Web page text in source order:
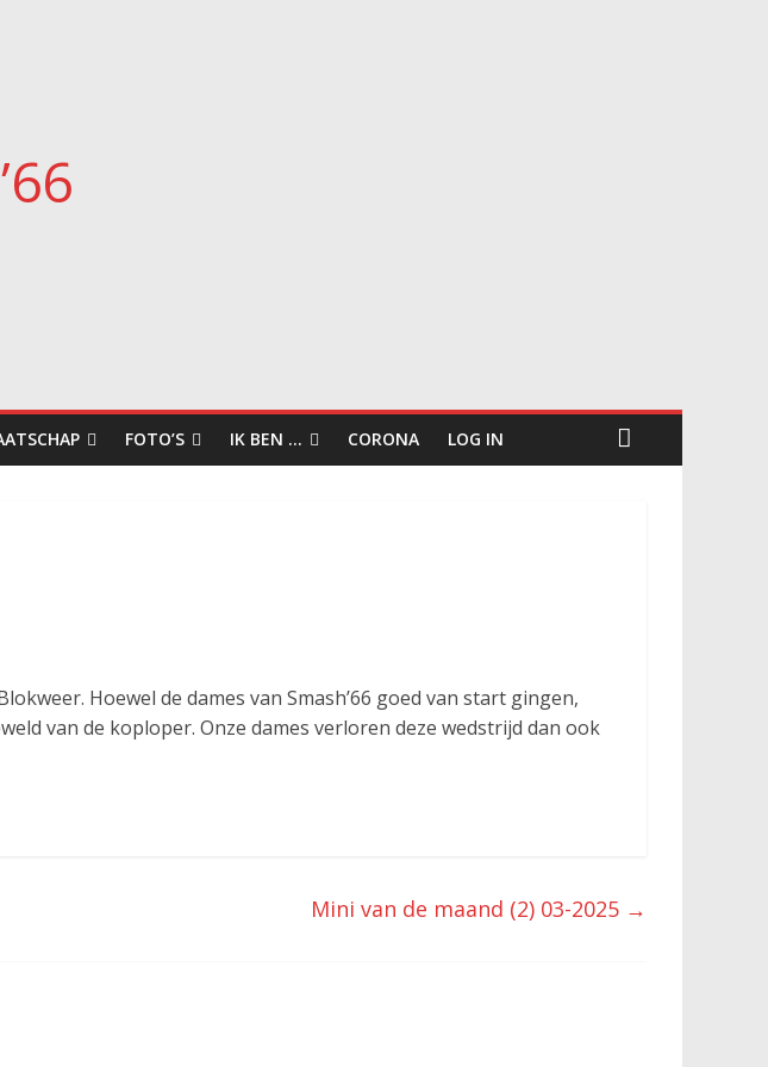
FOTO’S IK BEN … CORONA LOG IN
Hoewel de dames van Smash’66 goed van start gingen,
van de koploper. Onze dames verloren deze wedstrijd dan ook
Mini van de maand (2) 03-2025 →